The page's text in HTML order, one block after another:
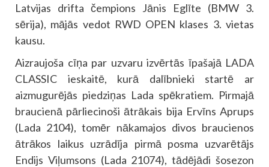
Latvijas drifta čempions Jānis Eglīte (BMW 3.
sērija), mājās vedot RWD OPEN klases 3. vietas
kausu.
Aizraujoša cīņa par uzvaru izvērtās īpašajā LADA
CLASSIC ieskaitē, kurā dalībnieki startē ar
aizmugurējās piedziņas Lada spēkratiem. Pirmajā
braucienā pārliecinoši ātrākais bija Ervīns Aprups
(Lada 2104), tomēr nākamajos divos braucienos
ātrākos laikus uzrādīja pirmā posma uzvarētājs
Endijs Viļumsons (Lada 21074), tādējādi šosezon